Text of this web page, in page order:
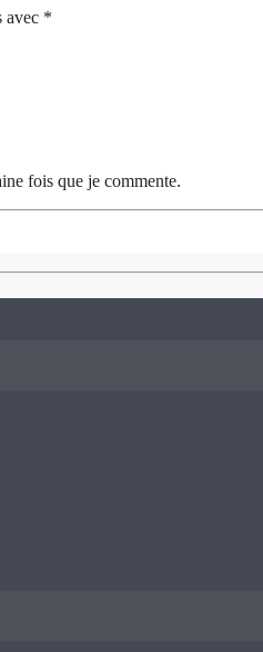
avec *
fois que je commente.